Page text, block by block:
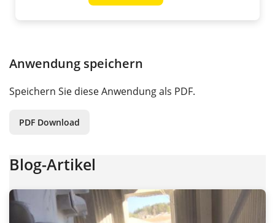
Anwendung speichern
Speichern Sie diese Anwendung als PDF.
PDF Download
Blog-Artikel